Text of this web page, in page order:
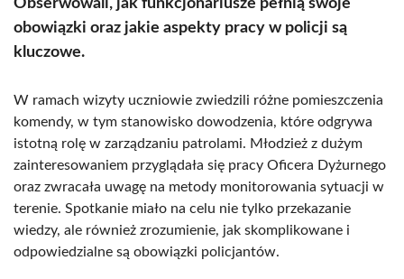
Obserwowali, jak funkcjonariusze pełnią swoje
obowiązki oraz jakie aspekty pracy w policji są
kluczowe.
W ramach wizyty uczniowie zwiedzili różne pomieszczenia
komendy, w tym stanowisko dowodzenia, które odgrywa
istotną rolę w zarządzaniu patrolami. Młodzież z dużym
zainteresowaniem przyglądała się pracy Oficera Dyżurnego
oraz zwracała uwagę na metody monitorowania sytuacji w
terenie. Spotkanie miało na celu nie tylko przekazanie
wiedzy, ale również zrozumienie, jak skomplikowane i
odpowiedzialne są obowiązki policjantów.